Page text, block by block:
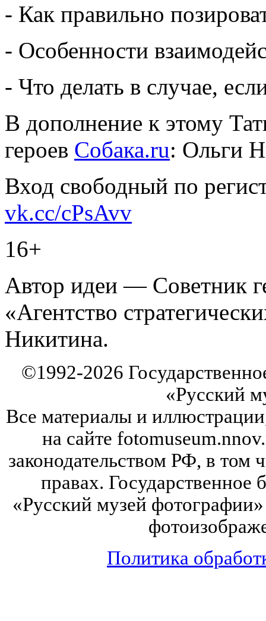
- Как правильно
- Особенности
- Что делать в случае,
В дополнение к этому
героев Собака.ru: Ольги
Вход свободный по
vk.cc/cPsAvv
16+
Автор идеи — Советник
«Агентство
Никитина.
©1992-2026
«Русский
Все материалы и
на сайте
законодательством РФ, в том
правах.
«Русский музей
Политика